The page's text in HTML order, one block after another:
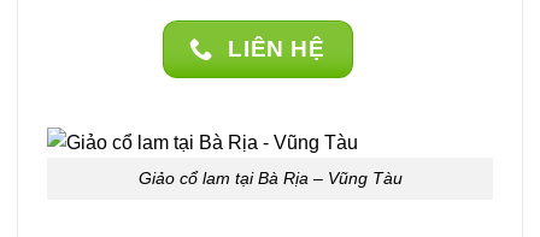
LIÊN HỆ
Giảo cổ lam tại Bà Rịa – Vũng Tàu